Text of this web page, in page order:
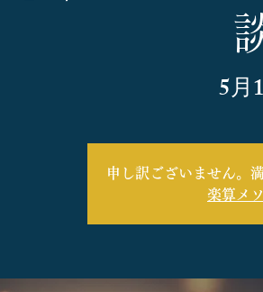
5月
申し訳ございません。
楽算メ